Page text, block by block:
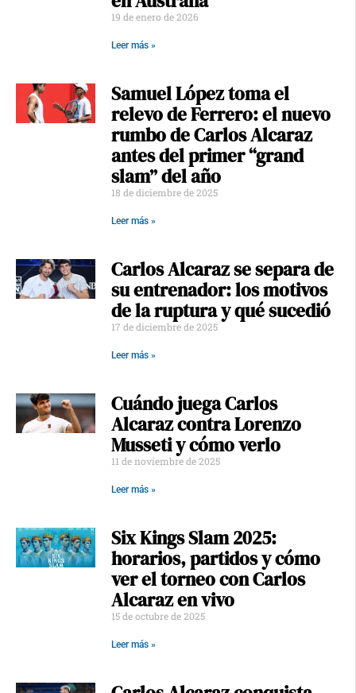
19 de enero de 2026
Leer más »
Samuel López toma el
relevo de Ferrero: el nuevo
rumbo de Carlos Alcaraz
antes del primer “grand
slam” del año
18 de diciembre de 2025
Leer más »
Carlos Alcaraz se separa de
su entrenador: los motivos
de la ruptura y qué sucedió
17 de diciembre de 2025
Leer más »
Cuándo juega Carlos
Alcaraz contra Lorenzo
Musseti y cómo verlo
11 de noviembre de 2025
Leer más »
Six Kings Slam 2025:
horarios, partidos y cómo
ver el torneo con Carlos
Alcaraz en vivo
15 de octubre de 2025
Leer más »